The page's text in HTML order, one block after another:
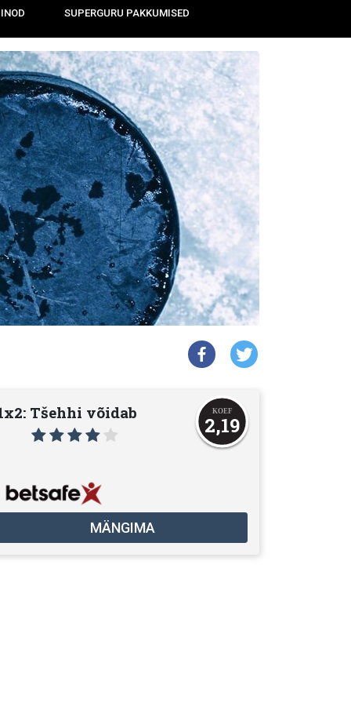
SUPERGURU PAKKUMISED
Tšehhi võidab
2,19
MÄNGIMA